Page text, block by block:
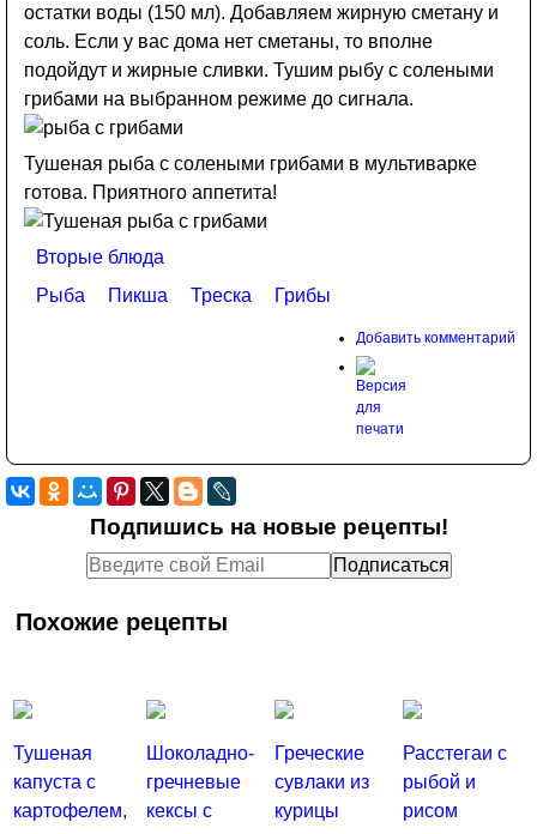
остатки воды (150 мл). Добавляем жирную сметану и
соль. Если у вас дома нет сметаны, то вполне
подойдут и жирные сливки. Тушим рыбу с солеными
грибами на выбранном режиме до сигнала.
Тушеная рыба с солеными грибами в мультиварке
готова. Приятного аппетита!
Вторые блюда
Рыба
Пикша Треска Грибы
Добавить комментарий
Подпишись на новые рецепты!
Похожие рецепты
Тушеная
капуста с
картофелем,
Шоколадно-
гречневые
кексы с
Греческие
сувлаки из
курицы
Расстегаи с
рыбой и
рисом